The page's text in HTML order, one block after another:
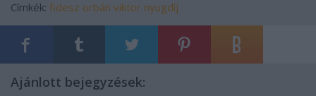
Címkék: fidesz orbán viktor nyugdíj
Ajánlott bejegyzések: